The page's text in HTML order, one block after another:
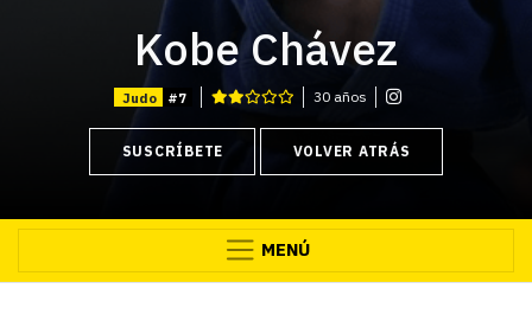
Kobe Chávez
Judo #7 30 años
SUSCRÍBETE VOLVER ATRÁS
MENÚ